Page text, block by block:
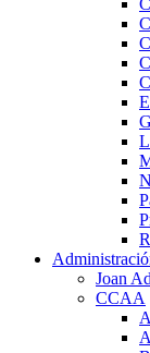
Joan
CCAA